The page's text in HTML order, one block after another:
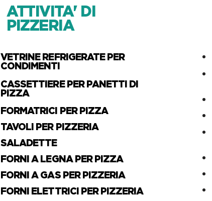
ATTIVITA' DI
PIZZERIA
VETRINE REFRIGERATE PER
CONDIMENTI
CASSETTIERE PER PANETTI DI
PIZZA
FORMATRICI PER PIZZA
TAVOLI PER PIZZERIA
SALADETTE
FORNI A LEGNA PER PIZZA
FORNI A GAS PER PIZZERIA
FORNI ELETTRICI PER PIZZERIA